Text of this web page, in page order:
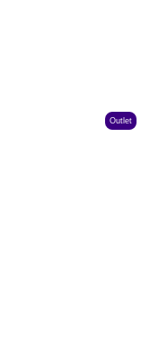
Outlet